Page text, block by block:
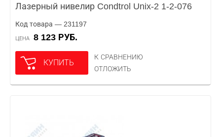
Лазерный нивелир Condtrol Unix-2 1-2-076
Код товара — 231197
ЦЕНА 8 123 РУБ.
КУПИТЬ
К СРАВНЕНИЮ
ОТЛОЖИТЬ